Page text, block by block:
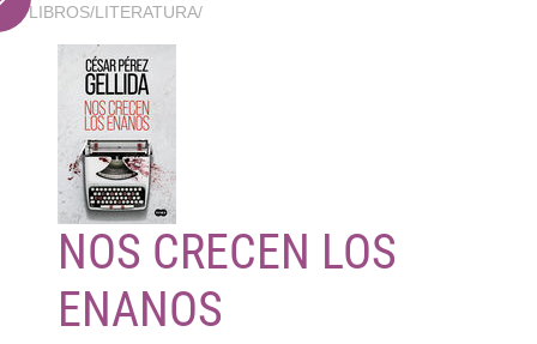
LIBROS/LITERATURA/
NOS CRECEN LOS
ENANOS